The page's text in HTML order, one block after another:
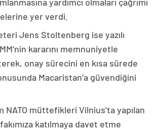
yer verdi.
Jens Stoltenberg ise yazılı
kararını memnuniyetle
onay sürecini en kısa sürede
Macaristan’a güvendiğini
NATO müttefikleri Vilnius’ta yapılan
katılmaya davet etme